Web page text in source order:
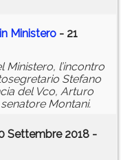
Ministero - 21
Ministero, l’incontro
Stefano
del Vco, Arturo
Montani.
Settembre 2018 -